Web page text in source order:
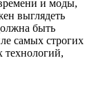
и моды,
выглядеть
быть
самых строгих